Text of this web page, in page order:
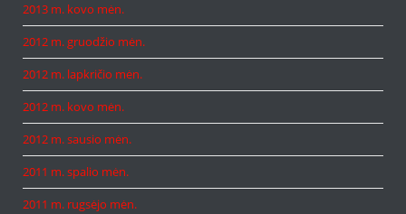
2013 m. kovo mėn.
2012 m. gruodžio mėn.
2012 m. lapkričio mėn.
2012 m. kovo mėn.
2012 m. sausio mėn.
2011 m. spalio mėn.
2011 m. rugsėjo mėn.